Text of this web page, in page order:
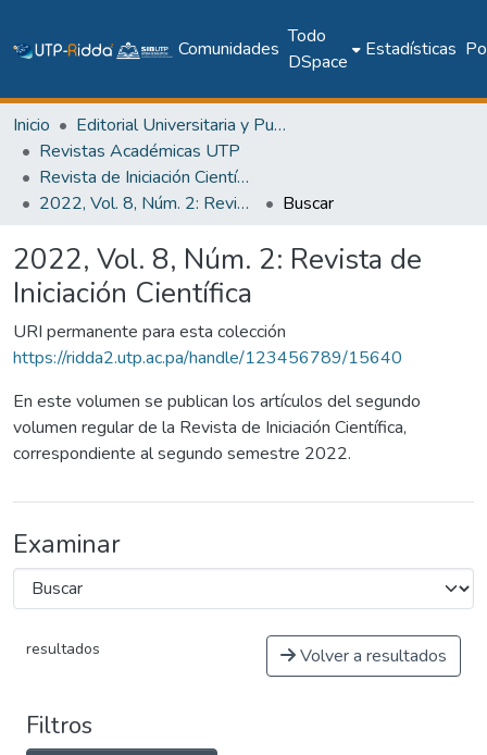
Comunidades
Todo
DSpace
Estadísticas
Inicio
Editorial Universitaria y Publicaciones Seriadas
Revistas Académicas UTP
Revista de Iniciación Científica
2022, Vol. 8, Núm. 2: Revista de Iniciación Científica
Buscar
2022, Vol. 8, Núm. 2: Revista de
Iniciación Científica
URI permanente para esta colección
https://ridda2.utp.ac.pa/handle/123456789/15640
En este volumen se publican los artículos del segundo
volumen regular de la Revista de Iniciación Científica,
correspondiente al segundo semestre 2022.
Examinar
resultados Volver a resultados
Filtros